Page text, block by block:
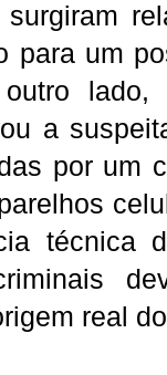
para um
lado,
a
por um
técnica
real